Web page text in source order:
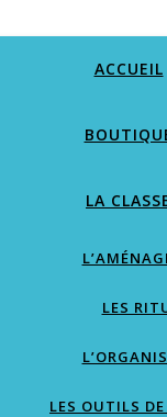
ACCUEIL
LA
LES
LES OUTILS